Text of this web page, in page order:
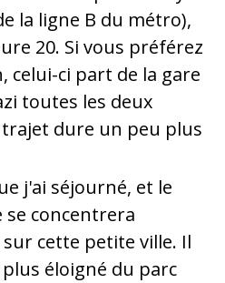
la ligne B du métro),
20. Si vous préférez
celui-ci part de la gare
toutes les deux
dure un peu plus
j'ai séjourné, et le
se concentrera
cette petite ville. Il
éloigné du parc